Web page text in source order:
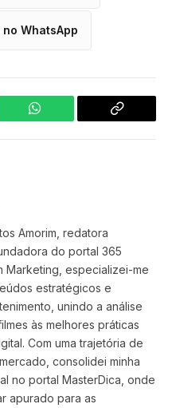
WhatsApp
WhatsApp
Copy
Amorim, redatora
do portal 365
Marketing, especializei-me
estratégicos e
unindo a análise
às melhores práticas
Com uma trajetória de
consolidei minha
no portal MasterDica, onde
apurado para as